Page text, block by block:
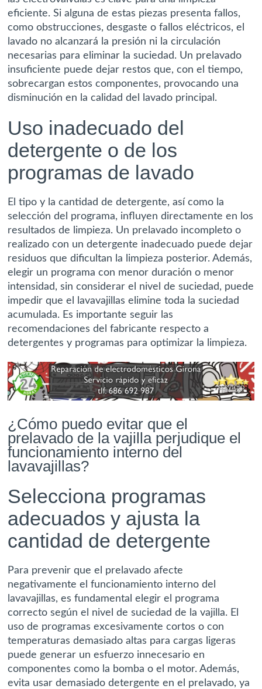
eficiente. Si alguna de estas piezas presenta fallos,
como obstrucciones, desgaste o fallos eléctricos, el
lavado no alcanzará la presión ni la circulación
necesarias para eliminar la suciedad. Un prelavado
insuficiente puede dejar restos que, con el tiempo,
sobrecargan estos componentes, provocando una
disminución en la calidad del lavado principal.
Uso inadecuado del
detergente o de los
programas de lavado
El tipo y la cantidad de detergente, así como la
selección del programa, influyen directamente en los
resultados de limpieza. Un prelavado incompleto o
realizado con un detergente inadecuado puede dejar
residuos que dificultan la limpieza posterior. Además,
elegir un programa con menor duración o menor
intensidad, sin considerar el nivel de suciedad, puede
impedir que el lavavajillas elimine toda la suciedad
acumulada. Es importante seguir las
recomendaciones del fabricante respecto a
detergentes y programas para optimizar la limpieza.
¿Cómo puedo evitar que el
prelavado de la vajilla perjudique el
funcionamiento interno del
lavavajillas?
Selecciona programas
adecuados y ajusta la
cantidad de detergente
Para prevenir que el prelavado afecte
negativamente el funcionamiento interno del
lavavajillas, es fundamental elegir el programa
correcto según el nivel de suciedad de la vajilla. El
uso de programas excesivamente cortos o con
temperaturas demasiado altas para cargas ligeras
puede generar un esfuerzo innecesario en
componentes como la bomba o el motor. Además,
evita usar demasiado detergente en el prelavado, ya